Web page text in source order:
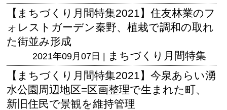
【まちづくり月間特集2021】住友林業のフ
ォレストガーデン秦野、植栽で調和の取れ
た街並み形成
2021年09月07日 | まちづくり月間特集
【まちづくり月間特集2021】今泉あらい湧
水公園周辺地区=区画整理で生まれた町、
新旧住民で景観を維持管理